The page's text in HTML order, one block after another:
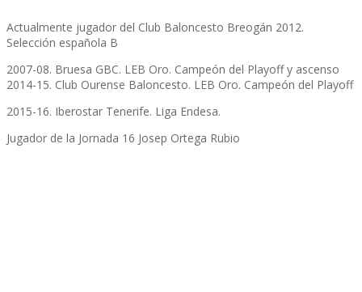
Actualmente jugador del Club Baloncesto Breogán 2012.
Selección española B
2007-08. Bruesa GBC. LEB Oro. Campeón del Playoff y ascenso
2014-15. Club Ourense Baloncesto. LEB Oro. Campeón del Playoff
2015-16. Iberostar Tenerife. Liga Endesa.
Jugador de la Jornada 16 Josep Ortega Rubio